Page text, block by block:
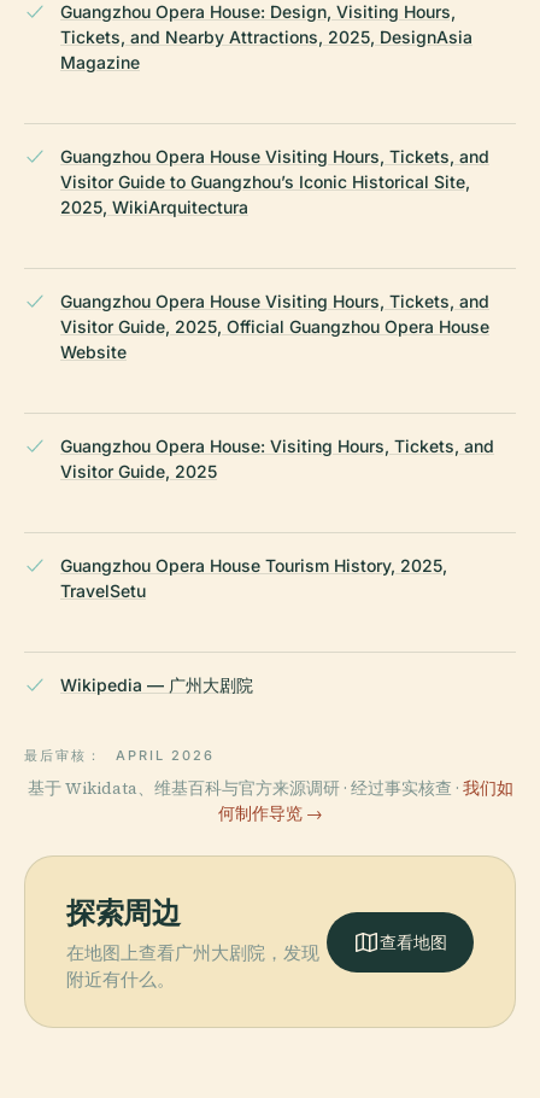
Guangzhou Opera House: Design, Visiting Hours,
Tickets, and Nearby Attractions, 2025, DesignAsia
Magazine
Guangzhou Opera House Visiting Hours, Tickets, and
Visitor Guide to Guangzhou’s Iconic Historical Site,
2025, WikiArquitectura
Guangzhou Opera House Visiting Hours, Tickets, and
Visitor Guide, 2025, Official Guangzhou Opera House
Website
Guangzhou Opera House: Visiting Hours, Tickets, and
Visitor Guide, 2025
Guangzhou Opera House Tourism History, 2025,
TravelSetu
Wikipedia — 广州大剧院
最后审核： APRIL 2026
基于 Wikidata、维基百科与官方来源调研 · 经过事实核查 · 我们如
何制作导览 →
探索周边
在地图上查看广州大剧院，发现
附近有什么。
查看地图